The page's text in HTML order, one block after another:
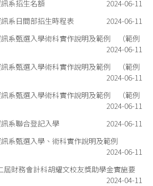
系招生名額
2024-06-11
系日間部招生時程表
2024-06-11
訊系甄選入學術科實作說明及範例 （範例
2024-06-11
訊系甄選入學術科實作說明及範例 （範例
2024-06-11
訊系甄選入學術科實作說明及範例 （範例
2024-06-11
系聯合登記入學
2024-06-11
系甄選入學、術科實作說明及範例
2024-06-11
屆財務會計科胡耀文校友獎助學金實施要
2024-04-11